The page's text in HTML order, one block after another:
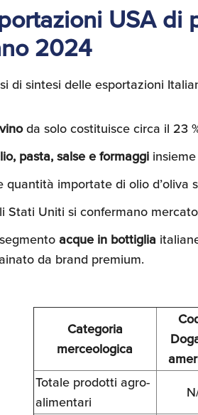
USA di
2024
di sintesi delle esportazioni
vinoda solo costituisce circa il 23
pasta, salse e formaggi
quantità importate di olio
Stati Uniti si confermano
acque in bottiglia
da brand premium.
Categoria
merceologica
Totale prodotti agro-
alimentari